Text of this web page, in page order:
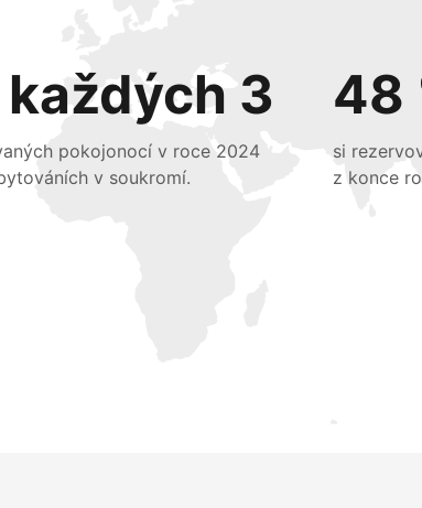
každých 3
pokojonocí v roce 2024
v soukromí.
48
si
z konce